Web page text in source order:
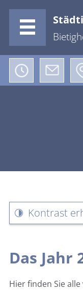
Kontrast
Das Jahr
Hier finden Sie